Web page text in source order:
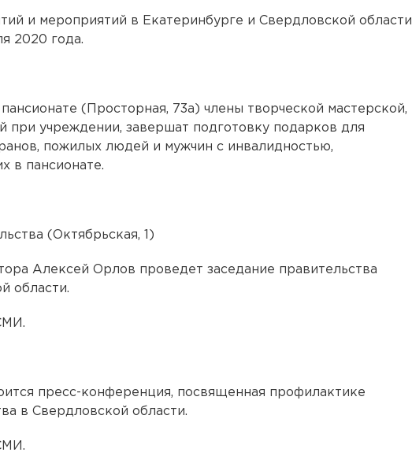
и мероприятий в Екатеринбурге и Свердловской области
2020 года.
(Просторная, 73а) члены творческой мастерской,
при учреждении, завершат подготовку подарков для
пожилых людей и мужчин с инвалидностью,
в пансионате.
(Октябрьская, 1)
Алексей Орлов проведет заседание правительства
области.
пресс-конференция, посвященная профилактике
в Свердловской области.